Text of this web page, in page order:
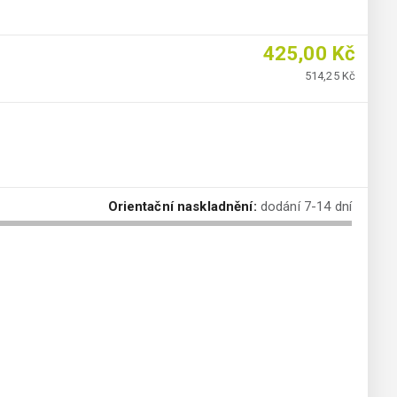
425,00 Kč
514,25 Kč
Orientační naskladnění: dodání 7-14 dní